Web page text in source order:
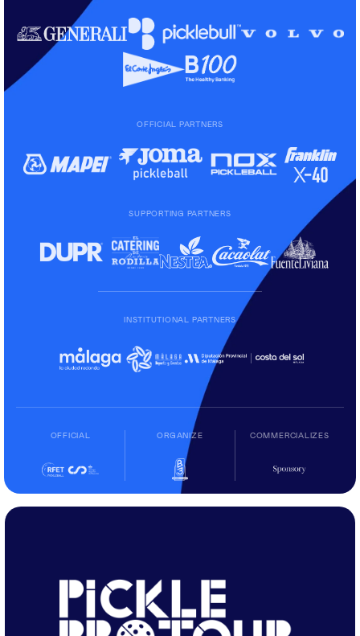
OFFICIAL PARTNERS
SUPPORTING PARTNERS
INSTITUTIONAL PARTNERS
OFFICIAL ORGANIZE COMMERCIALIZES